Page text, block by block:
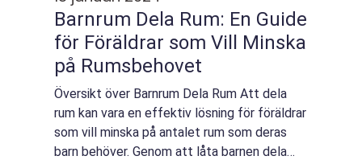
Barnrum Dela Rum: En Guide
för Föräldrar som Vill Minska
på Rumsbehovet
Översikt över Barnrum Dela Rum Att dela
rum kan vara en effektiv lösning för föräldrar
som vill minska på antalet rum som deras
barn behöver. Genom att låta barnen dela